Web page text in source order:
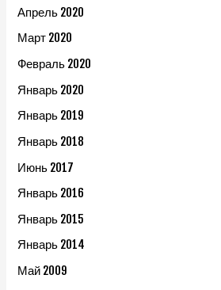
Апрель 2020
Март 2020
Февраль 2020
Январь 2020
Январь 2019
Январь 2018
Июнь 2017
Январь 2016
Январь 2015
Январь 2014
Май 2009